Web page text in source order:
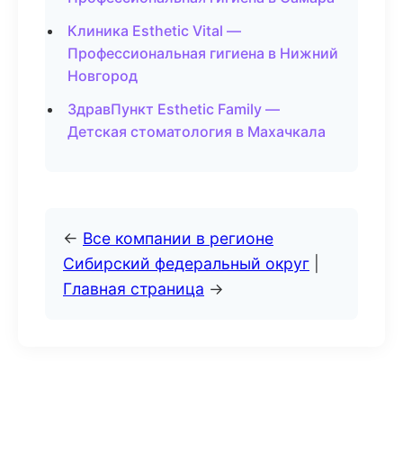
Клиника Esthetic Vital —
Профессиональная гигиена в Нижний
Новгород
ЗдравПункт Esthetic Family —
Детская стоматология в Махачкала
← Все компании в регионе
Сибирский федеральный округ
Главная страница →